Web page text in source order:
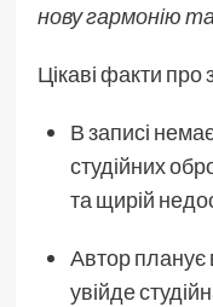
нову гармонію
Цікаві факти про
В записі
студійних
та щирій
Автор планує
увійде